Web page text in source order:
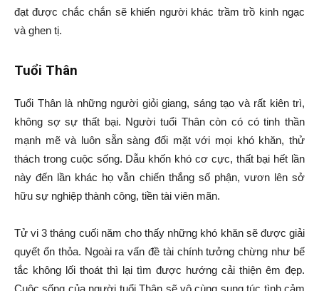
đạt được chắc chắn sẽ khiến người khác trầm trồ kinh ngạc
và ghen tị.
Tuổi Thân
Tuổi Thân là những người giỏi giang, sáng tạo và rất kiên trì,
không sợ sự thất bại. Người tuổi Thân còn có có tinh thần
mạnh mẽ và luôn sẵn sàng đối mặt với mọi khó khăn, thử
thách trong cuộc sống. Dẫu khốn khó cơ cực, thất bại hết lần
này đến lần khác họ vẫn chiến thắng số phận, vươn lên sở
hữu sự nghiệp thành công, tiền tài viên mãn.
Tử vi 3 tháng cuối năm cho thấy những khó khăn sẽ được giải
quyết ổn thỏa. Ngoài ra vấn đề tài chính tưởng chừng như bế
tắc không lối thoát thì lại tìm được hướng cải thiện êm đẹp.
Cuộc sống của người tuổi Thân sẽ vô cùng sung túc tình cảm